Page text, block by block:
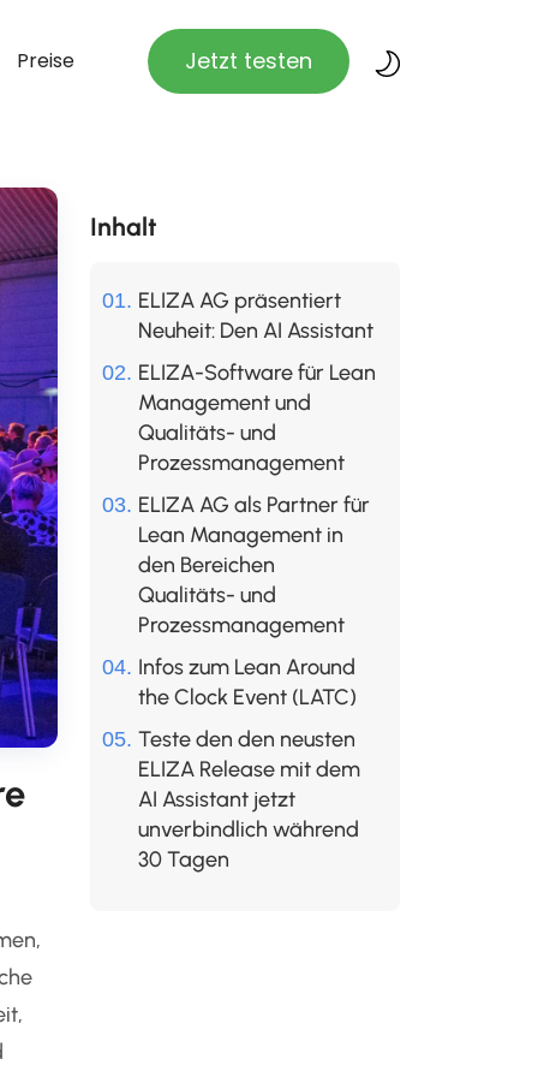
Preise Jetzt testen
Inhalt
ELIZA AG präsentiert
Neuheit: Den AI Assistant
ELIZA-Software für Lean
Management und
Qualitäts- und
Prozessmanagement
ELIZA AG als Partner für
Lean Management in
den Bereichen
Qualitäts- und
Prozessmanagement
Infos zum Lean Around
the Clock Event (LATC)
Teste den den neusten
ELIZA Release mit dem
AI Assistant jetzt
unverbindlich während
30 Tagen